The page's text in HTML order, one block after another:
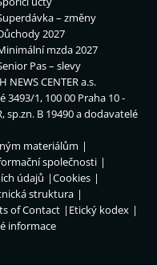
– změny
2027
mzda 2027
Pas – slevy
NEWS CENTER a.s.
1, 100 00 Praha 10 -
sp.zn. B 19490 a dodavatelé
materiálům
společnosti
údajů
Cookies
struktura
of Contact
Etický kodex
informace